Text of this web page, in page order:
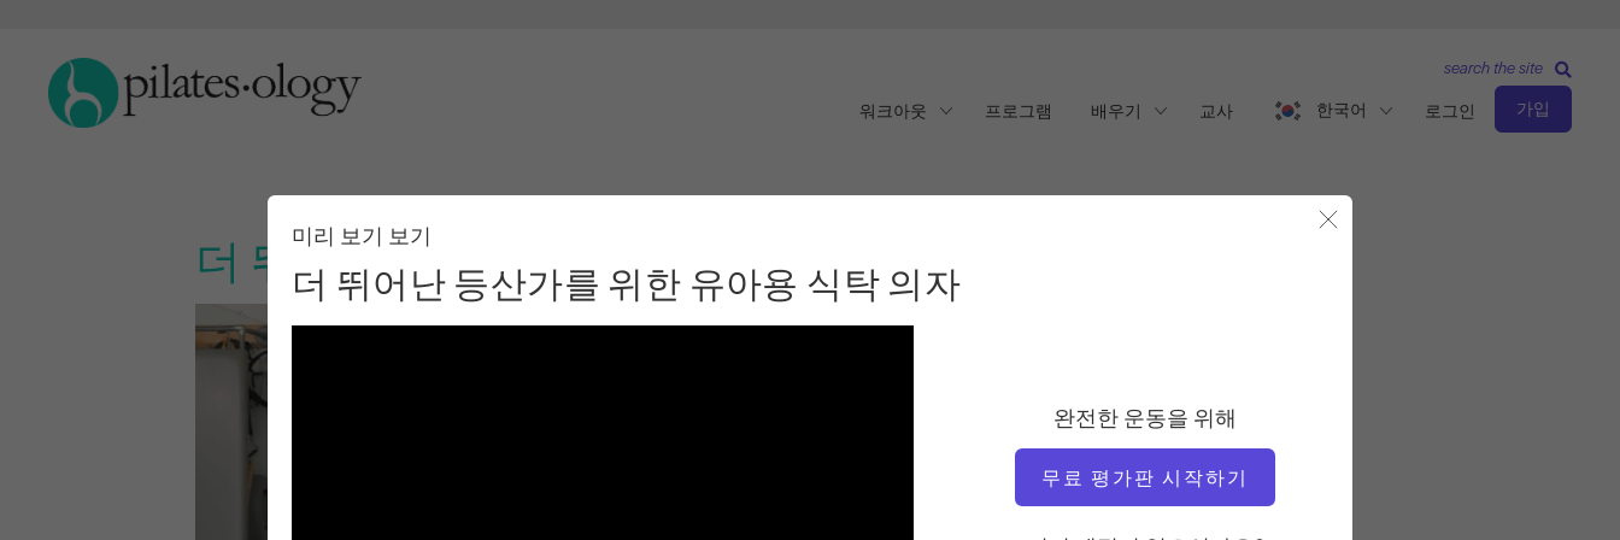
워크아웃 프로그램 배우기 교사 한국어 로그인 가입
search the site
더 뛰어난 등산가를 위한 유아용 식탁 의자
미리 보기 보기
더 뛰어난 등산가를 위한 유아용 식탁 의자
완전한 운동을 위해
무료 평가판 시작하기
베로니카 루이즈
비디오 시간